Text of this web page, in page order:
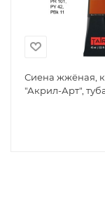
Сиена жжёная,
"Акрил-Арт",